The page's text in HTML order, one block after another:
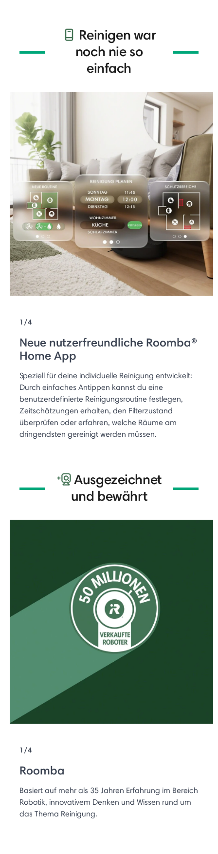
Reinigen war
noch nie so
einfach
1/4
Neue nutzerfreundliche Roomba®
Home App
Speziell für deine individuelle Reinigung entwickelt:
Durch einfaches Antippen kannst du eine
benutzerdefinierte Reinigungsroutine festlegen,
Zeitschätzungen erhalten, den Filterzustand
überprüfen oder erfahren, welche Räume am
dringendsten gereinigt werden müssen.
Ausgezeichnet
und bewährt
1/4
Roomba
Basiert auf mehr als 35 Jahren Erfahrung im Bereich
Robotik, innovativem Denken und Wissen rund um
das Thema Reinigung.